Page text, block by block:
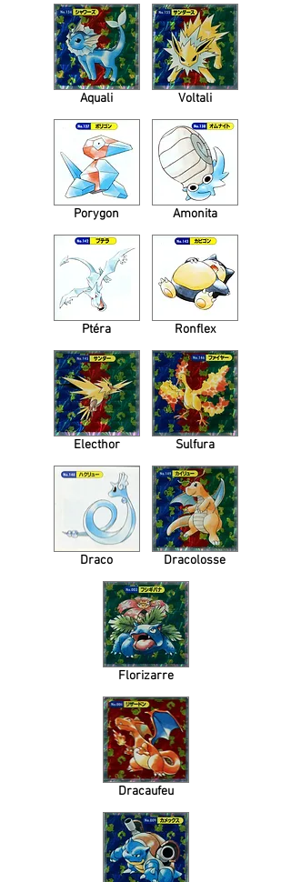
Aquali
Porygon
Ptéra
Electhor
Draco
Voltali
Amonita
Ronflex
Sulfura
Dracolosse
Florizarre
Dracaufeu